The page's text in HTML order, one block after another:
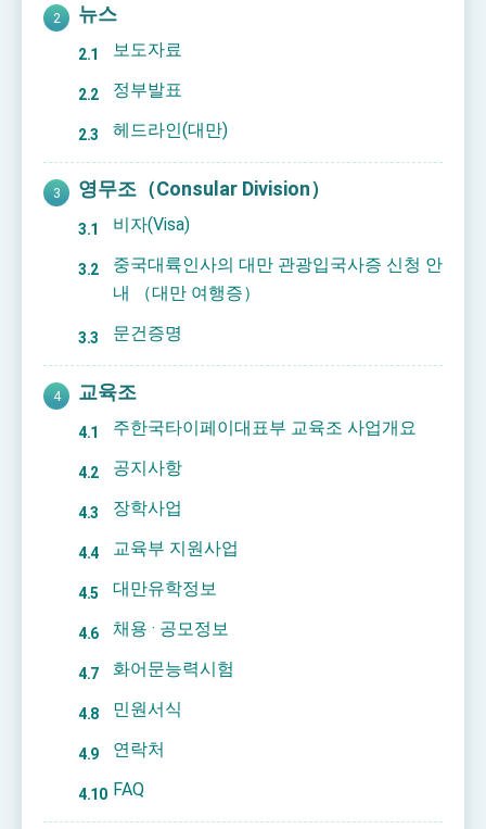
뉴스
보도자료
정부발표
헤드라인(대만)
영무조（Consular Division）
비자(Visa)
중국대륙인사의 대만 관광입국사증 신청 안
내 （대만 여행증）
문건증명
교육조
주한국타이페이대표부 교육조 사업개요
공지사항
장학사업
교육부 지원사업
대만유학정보
채용 · 공모정보
화어문능력시험
민원서식
연락처
FAQ